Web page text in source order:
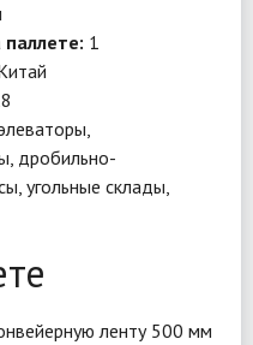
паллете: 1
дробильно-
угольные склады,
ленту 500 мм